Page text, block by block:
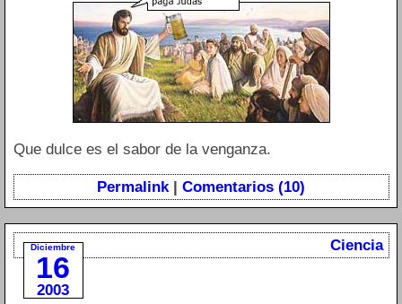
Que dulce es el sabor de la venganza.
Permalink | Comentarios (10)
Diciembre
16
2003
Ciencia